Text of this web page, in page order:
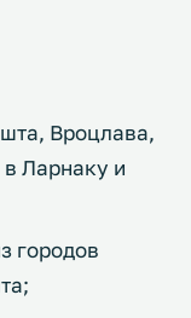
Вроцлава,
Ларнаку и
городов